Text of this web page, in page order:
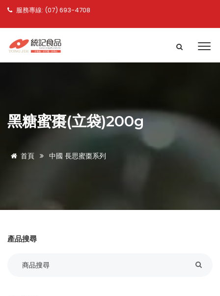
服務專線: (07) 693-4708
黑糖蜜棗(立袋)200g
首頁 中國 長思蜜棗系列
產品搜尋